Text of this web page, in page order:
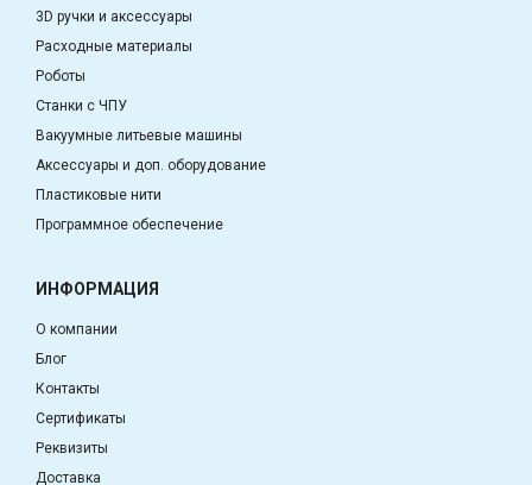
3D ручки и аксессуары
Расходные материалы
Роботы
Станки с ЧПУ
Вакуумные литьевые машины
Аксессуары и доп. оборудование
Пластиковые нити
Программное обеспечение
ИНФОРМАЦИЯ
О компании
Блог
Контакты
Сертификаты
Реквизиты
Доставка